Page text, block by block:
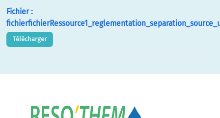
Fichier :
Télécharger